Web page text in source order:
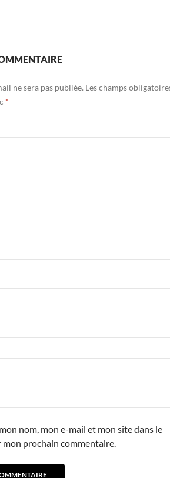
ne sera pas publiée. Les champs
*
nom, mon e-mail et mon site dans le
prochain commentaire.